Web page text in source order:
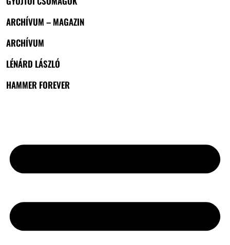
ARCHÍVUM – MAGAZIN
ARCHÍVUM
LÉNÁRD LÁSZLÓ
HAMMER FOREVER